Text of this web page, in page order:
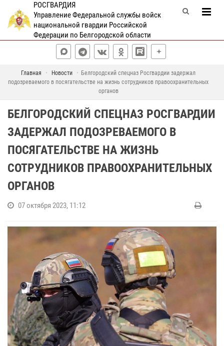
РОСГВАРДИЯ
Управление Федеральной службы войск
национальной гвардии Российской
Федерации по Белгородской области
Главная Новости
Белгородский спецназ Росгвардии задержал
подозреваемого в посягательстве на жизнь сотрудников правоохранительных
органов
БЕЛГОРОДСКИЙ СПЕЦНАЗ РОСГВАРДИИ
ЗАДЕРЖАЛ ПОДОЗРЕВАЕМОГО В
ПОСЯГАТЕЛЬСТВЕ НА ЖИЗНЬ
СОТРУДНИКОВ ПРАВООХРАНИТЕЛЬНЫХ
ОРГАНОВ
07 октября 2023, 11:12